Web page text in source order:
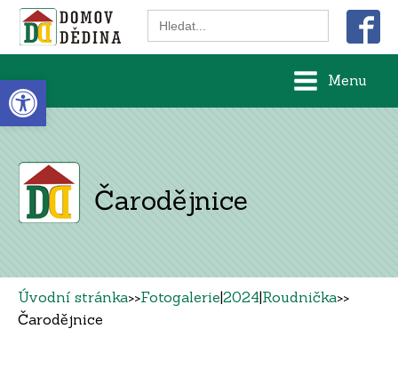
Open toolbar
Search
for:
Menu
Čarodějnice
Úvodní stránka>>Fotogalerie|2024|Roudnička>>
Čarodějnice